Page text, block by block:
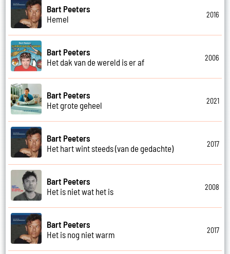
Bart Peeters
Hemel
2016
Bart Peeters
Het dak van de wereld is er af
2006
Bart Peeters
Het grote geheel
2021
Bart Peeters
Het hart wint steeds (van de gedachte)
2017
Bart Peeters
Het is niet wat het is
2008
Bart Peeters
Het is nog niet warm
2017